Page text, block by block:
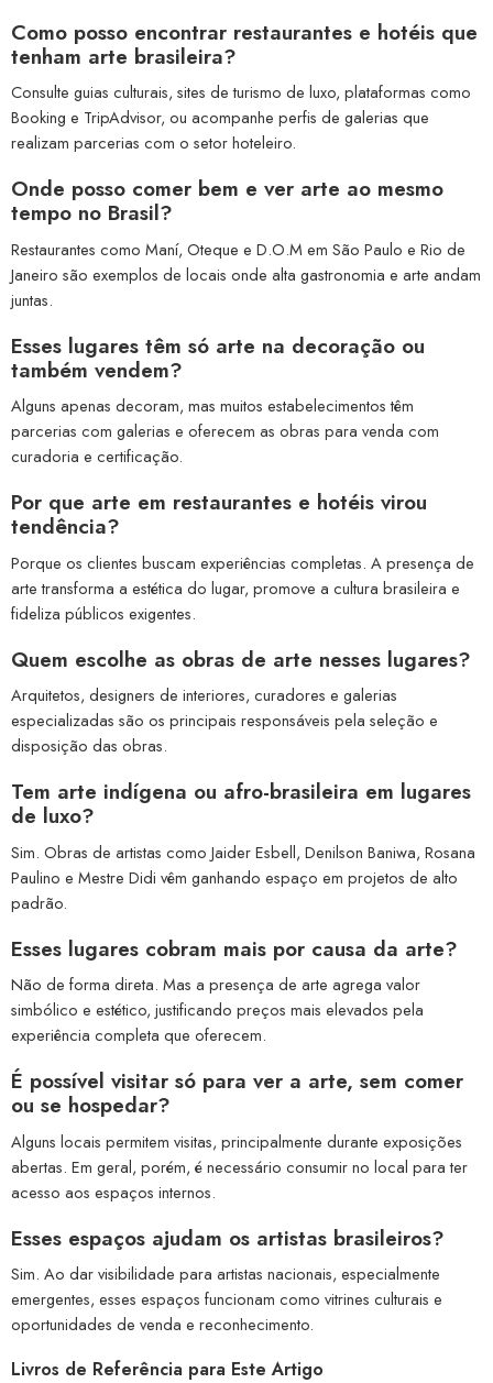
Como posso encontrar restaurantes e hotéis que
tenham arte brasileira?
Consulte guias culturais, sites de turismo de luxo, plataformas como
Booking e TripAdvisor, ou acompanhe perfis de galerias que
realizam parcerias com o setor hoteleiro.
Onde posso comer bem e ver arte ao mesmo
tempo no Brasil?
Restaurantes como Maní, Oteque e D.O.M em São Paulo e Rio de
Janeiro são exemplos de locais onde alta gastronomia e arte andam
juntas.
Esses lugares têm só arte na decoração ou
também vendem?
Alguns apenas decoram, mas muitos estabelecimentos têm
parcerias com galerias e oferecem as obras para venda com
curadoria e certificação.
Por que arte em restaurantes e hotéis virou
tendência?
Porque os clientes buscam experiências completas. A presença de
arte transforma a estética do lugar, promove a cultura brasileira e
fideliza públicos exigentes.
Quem escolhe as obras de arte nesses lugares?
Arquitetos, designers de interiores, curadores e galerias
especializadas são os principais responsáveis pela seleção e
disposição das obras.
Tem arte indígena ou afro-brasileira em lugares
de luxo?
Sim. Obras de artistas como Jaider Esbell, Denilson Baniwa, Rosana
Paulino e Mestre Didi vêm ganhando espaço em projetos de alto
padrão.
Esses lugares cobram mais por causa da arte?
Não de forma direta. Mas a presença de arte agrega valor
simbólico e estético, justificando preços mais elevados pela
experiência completa que oferecem.
É possível visitar só para ver a arte, sem comer
ou se hospedar?
Alguns locais permitem visitas, principalmente durante exposições
abertas. Em geral, porém, é necessário consumir no local para ter
acesso aos espaços internos.
Esses espaços ajudam os artistas brasileiros?
Sim. Ao dar visibilidade para artistas nacionais, especialmente
emergentes, esses espaços funcionam como vitrines culturais e
oportunidades de venda e reconhecimento.
Livros de Referência para Este Artigo